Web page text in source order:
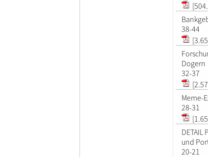
38-44
Dogern
32-37
Meme-
28-31
DETAIL
und
20-21